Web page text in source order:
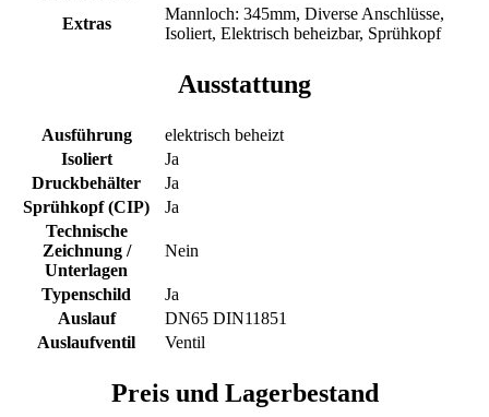
Extras
Mannloch: 345mm, Diverse Anschlüsse,
Isoliert, Elektrisch beheizbar, Sprühkopf
Ausstattung
Ausführung
elektrisch beheizt
Isoliert
Ja
Druckbehälter
Ja
Sprühkopf (CIP)
Ja
Technische
Zeichnung /
Unterlagen
Nein
Typenschild
Ja
Auslauf
DN65 DIN11851
Auslaufventil
Ventil
Preis und Lagerbestand